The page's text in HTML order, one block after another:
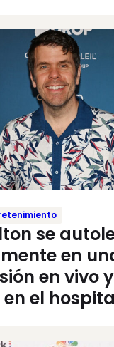
se
en
en vivo y
el